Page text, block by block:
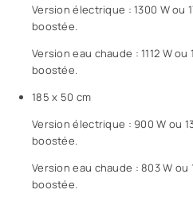
Version électrique : 1300 W ou
boostée.
Version eau chaude : 1112 W
boostée.
185 x 50 cm
Version électrique : 900 W ou
boostée.
Version eau chaude : 803 W ou
boostée.